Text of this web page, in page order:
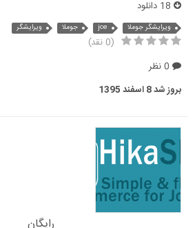
ویرایشگر جوملا jce جوملا ویرایشگر
(0 نقد)
بروز شد8 اسفند 1395
رایگان